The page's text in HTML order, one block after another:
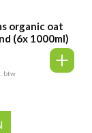
organic oat
(6x 1000ml)
btw